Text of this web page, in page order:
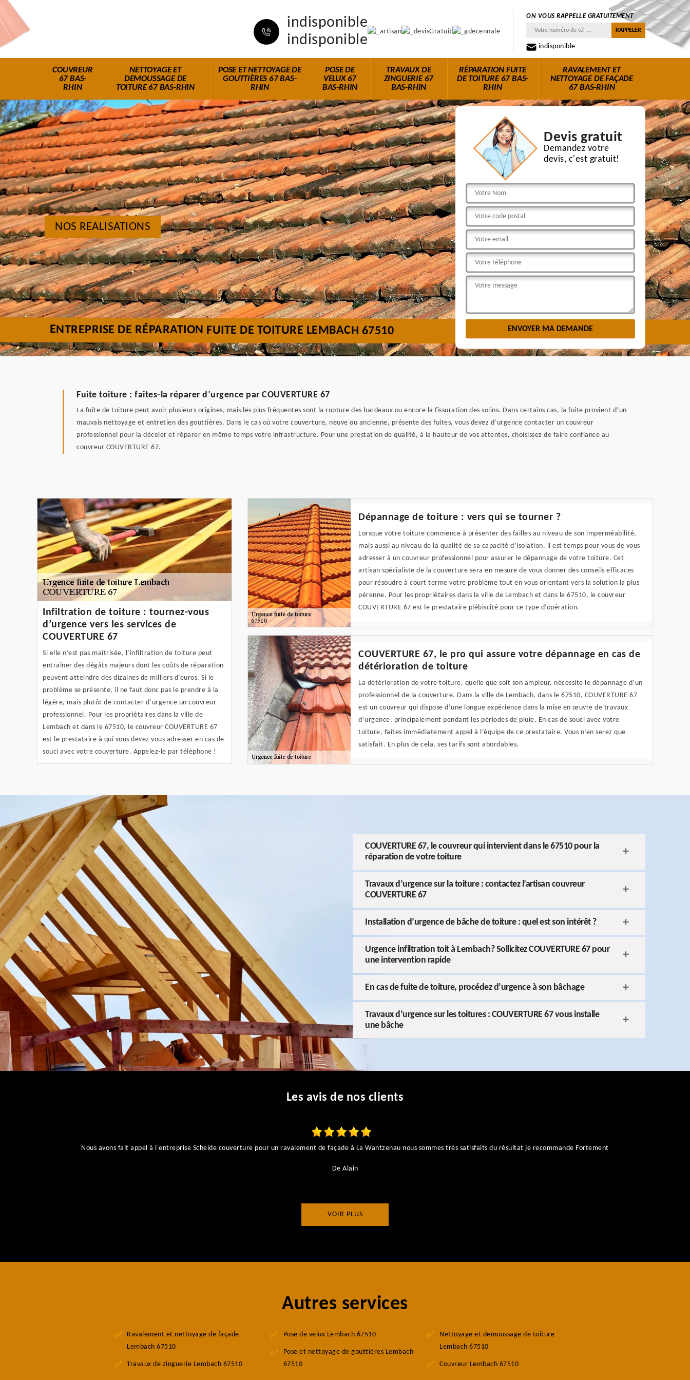
indisponible
indisponible
ON VOUS RAPPELLE GRATUITEMENT
indisponible
COUVREUR
67 BAS-
RHIN
NETTOYAGE ET
DEMOUSSAGE DE
TOITURE 67 BAS-RHIN
POSE ET NETTOYAGE DE
GOUTTIÈRES 67 BAS-
RHIN
POSE DE
VELUX 67
BAS-RHIN
TRAVAUX DE
ZINGUERIE 67
BAS-RHIN
RÉPARATION FUITE
DE TOITURE 67 BAS-
RHIN
RAVALEMENT ET
NETTOYAGE DE FAÇADE
67 BAS-RHIN
NOS REALISATIONS
Devis gratuit
Demandez votre
devis, c'est gratuit!
ENTREPRISE DE RÉPARATION FUITE DE TOITURE LEMBACH 67510
Fuite toiture : faites-la réparer d’urgence par COUVERTURE 67
La fuite de toiture peut avoir plusieurs origines, mais les plus fréquentes sont la rupture des bardeaux ou encore la fissuration des solins. Dans certains cas, la fuite provient d’un
mauvais nettoyage et entretien des gouttières. Dans le cas où votre couverture, neuve ou ancienne, présente des fuites, vous devez d’urgence contacter un couvreur
professionnel pour la déceler et réparer en même temps votre infrastructure. Pour une prestation de qualité, à la hauteur de vos attentes, choisissez de faire confiance au
couvreur COUVERTURE 67.
Infiltration de toiture : tournez-vous
d’urgence vers les services de
COUVERTURE 67
Si elle n’est pas maîtrisée, l’infiltration de toiture peut
entraîner des dégâts majeurs dont les coûts de réparation
peuvent atteindre des dizaines de milliers d’euros. Si le
problème se présente, il ne faut donc pas le prendre à la
légère, mais plutôt de contacter d’urgence un couvreur
professionnel. Pour les propriétaires dans la ville de
Lembach et dans le 67510, le couvreur COUVERTURE 67
est le prestataire à qui vous devez vous adresser en cas de
souci avec votre couverture. Appelez-le par téléphone !
Dépannage de toiture : vers qui se tourner ?
Lorsque votre toiture commence à présenter des failles au niveau de son imperméabilité,
mais aussi au niveau de la qualité de sa capacité d’isolation, il est temps pour vous de vous
adresser à un couvreur professionnel pour assurer le dépannage de votre toiture. Cet
artisan spécialiste de la couverture sera en mesure de vous donner des conseils efficaces
pour résoudre à court terme votre problème tout en vous orientant vers la solution la plus
pérenne. Pour les propriétaires dans la ville de Lembach et dans le 67510, le couvreur
COUVERTURE 67 est le prestataire plébiscité pour ce type d’opération.
COUVERTURE 67, le pro qui assure votre dépannage en cas de
détérioration de toiture
La détérioration de votre toiture, quelle que soit son ampleur, nécessite le dépannage d’un
professionnel de la couverture. Dans la ville de Lembach, dans le 67510, COUVERTURE 67
est un couvreur qui dispose d’une longue expérience dans la mise en œuvre de travaux
d’urgence, principalement pendant les périodes de pluie. En cas de souci avec votre
toiture, faites immédiatement appel à l’équipe de ce prestataire. Vous n’en serez que
satisfait. En plus de cela, ses tarifs sont abordables.
COUVERTURE 67, le couvreur qui intervient dans le 67510 pour la
réparation de votre toiture
Travaux d’urgence sur la toiture : contactez l’artisan couvreur
COUVERTURE 67
Installation d’urgence de bâche de toiture : quel est son intérêt ?
Urgence infiltration toit à Lembach? Sollicitez COUVERTURE 67 pour
une intervention rapide
En cas de fuite de toiture, procédez d’urgence à son bâchage
Travaux d’urgence sur les toitures : COUVERTURE 67 vous installe
une bâche
Les avis de nos clients
Nous avons fait appel à l'entreprise Scheide couverture pour un ravalement de façade à La Wantzenau nous sommes très satisfaits du résultat je recommande Fortement
De Alain
VOIR PLUS
Autres services
Ravalement et nettoyage de façade
Lembach 67510
Travaux de zinguerie Lembach 67510
Pose de velux Lembach 67510
Pose et nettoyage de gouttières Lembach
67510
Nettoyage et demoussage de toiture
Lembach 67510
Couvreur Lembach 67510